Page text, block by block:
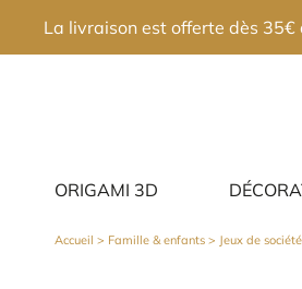
ORIGAMI 3D
La livraison est offerte dès
Accueil > Famille & enfants > Jeux de société
×